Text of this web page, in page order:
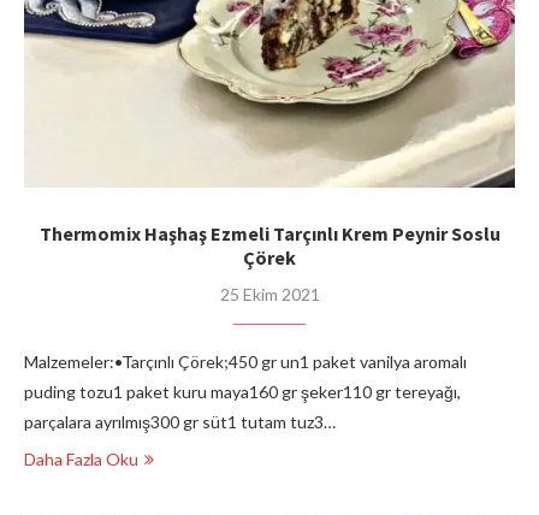
Thermomix Haşhaş Ezmeli Tarçınlı Krem Peynir Soslu
Çörek
25 Ekim 2021
Malzemeler:•Tarçınlı Çörek;450 gr un1 paket vanilya aromalı
puding tozu1 paket kuru maya160 gr şeker110 gr tereyağı,
parçalara ayrılmış300 gr süt1 tutam tuz3…
Daha Fazla Oku